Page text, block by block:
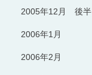
2005年12月 後半
2006年1月
2006年2月